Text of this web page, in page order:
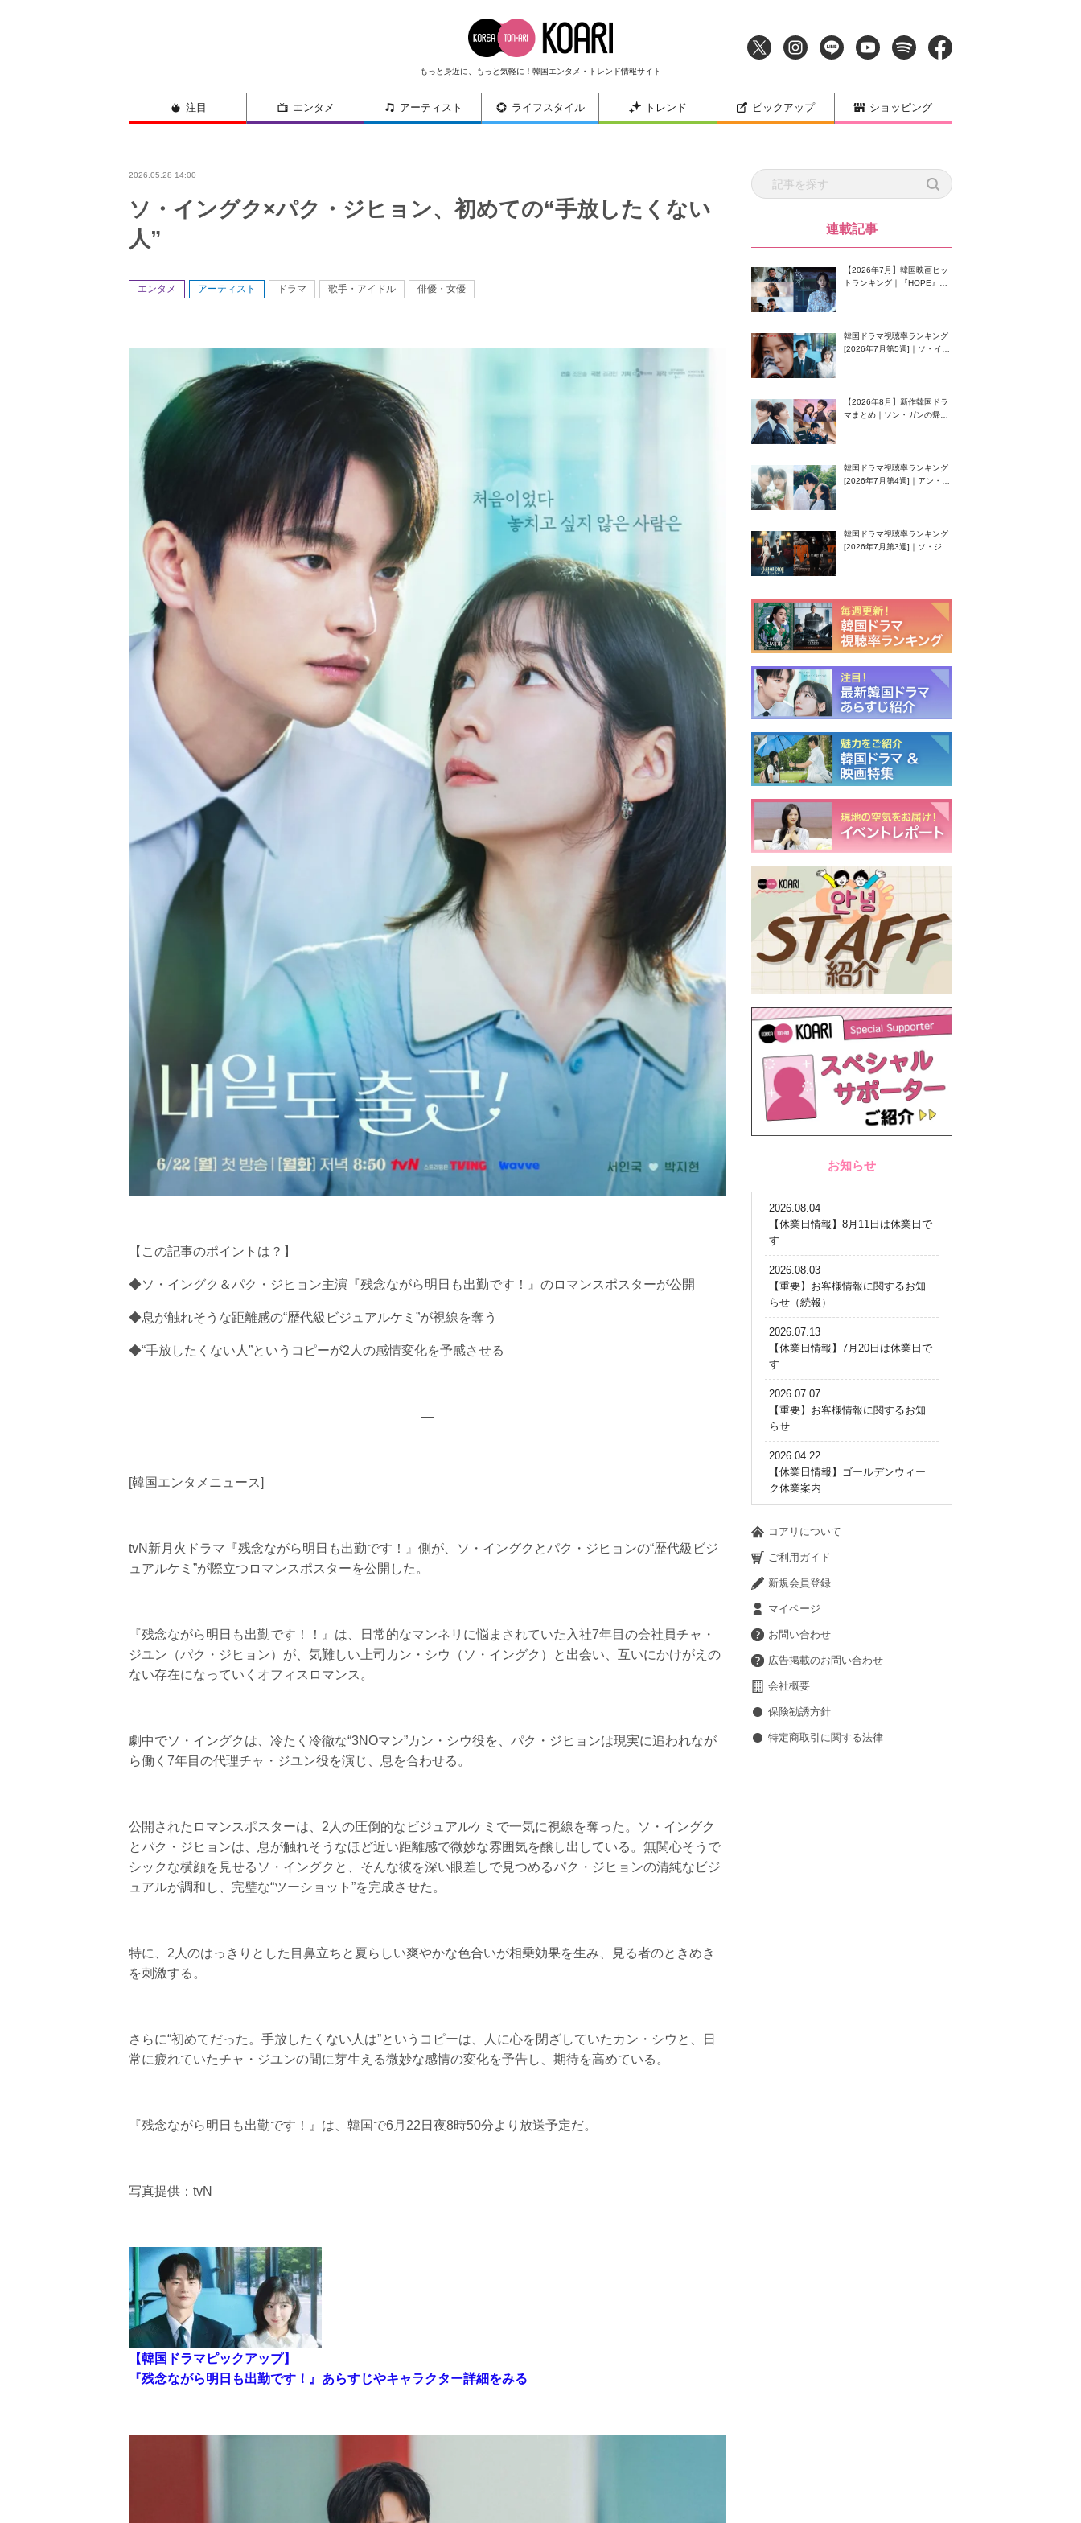
もっと身近に、もっと気軽に！韓国エンタメ・トレンド情報サイト
注目 エンタメ アーティスト ライフスタイル トレンド ピックアップ ショッピング
2026.05.28 14:00
ソ・イングク×パク・ジヒョン、初めての“手放したくない
人”
エンタメ アーティスト ドラマ 歌手・アイドル 俳優・女優
【この記事のポイントは？】
◆ソ・イングク＆パク・ジヒョン主演『残念ながら明日も出勤です！』のロマンスポスターが公開
◆息が触れそうな距離感の“歴代級ビジュアルケミ”が視線を奪う
◆“手放したくない人”というコピーが2人の感情変化を予感させる
—
[韓国エンタメニュース]
tvN新月火ドラマ『残念ながら明日も出勤です！』側が、ソ・イングクとパク・ジヒョンの“歴代級ビジ
ュアルケミ”が際立つロマンスポスターを公開した。
『残念ながら明日も出勤です！！』は、日常的なマンネリに悩まされていた入社7年目の会社員チャ・
ジユン（パク・ジヒョン）が、気難しい上司カン・シウ（ソ・イングク）と出会い、互いにかけがえの
ない存在になっていくオフィスロマンス。
劇中でソ・イングクは、冷たく冷徹な“3NOマン”カン・シウ役を、パク・ジヒョンは現実に追われなが
ら働く7年目の代理チャ・ジユン役を演じ、息を合わせる。
公開されたロマンスポスターは、2人の圧倒的なビジュアルケミで一気に視線を奪った。ソ・イングク
とパク・ジヒョンは、息が触れそうなほど近い距離感で微妙な雰囲気を醸し出している。無関心そうで
シックな横顔を見せるソ・イングクと、そんな彼を深い眼差しで見つめるパク・ジヒョンの清純なビジ
ュアルが調和し、完璧な“ツーショット”を完成させた。
特に、2人のはっきりとした目鼻立ちと夏らしい爽やかな色合いが相乗効果を生み、見る者のときめき
を刺激する。
さらに“初めてだった。手放したくない人は”というコピーは、人に心を閉ざしていたカン・シウと、日
常に疲れていたチャ・ジユンの間に芽生える微妙な感情の変化を予告し、期待を高めている。
『残念ながら明日も出勤です！』は、韓国で6月22日夜8時50分より放送予定だ。
写真提供：tvN
【韓国ドラマピックアップ】
『残念ながら明日も出勤です！』あらすじやキャラクター詳細をみる
連載記事
【2026年7月】韓国映画ヒッ
トランキング｜『HOPE』が
韓国ドラマ視聴率ランキング
[2026年7月第5週]｜ソ・イン
【2026年8月】新作韓国ドラ
マまとめ｜ソン・ガンの帰
韓国ドラマ視聴率ランキング
[2026年7月第4週]｜アン・ヒ
韓国ドラマ視聴率ランキング
[2026年7月第3週]｜ソ・ジソ
お知らせ
2026.08.04
【休業日情報】8月11日は休業日で
す
2026.08.03
【重要】お客様情報に関するお知
らせ（続報）
2026.07.13
【休業日情報】7月20日は休業日で
す
2026.07.07
【重要】お客様情報に関するお知
らせ
2026.04.22
【休業日情報】ゴールデンウィー
ク休業案内
コアリについて
ご利用ガイド
新規会員登録
マイページ
お問い合わせ
広告掲載のお問い合わせ
会社概要
保険勧誘方針
特定商取引に関する法律